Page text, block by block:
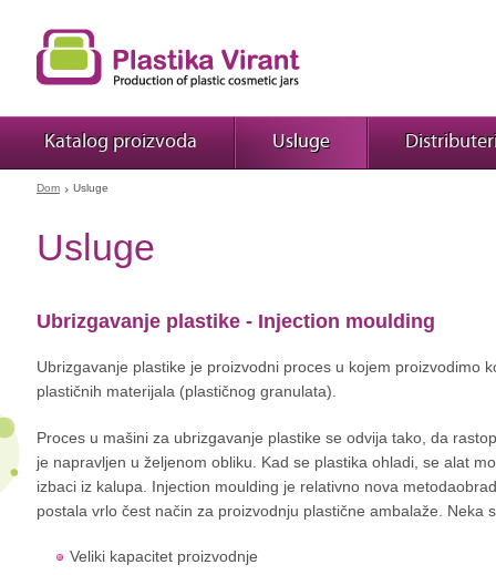
Katalog proizvoda Usluge
Dom Usluge
Usluge
Ubrizgavanje plastike - Injection moulding
Ubrizgavanje plastike je proizvodni proces u kojem proizvodimo
plastičnih materijala (plastičnog granulata).
Proces u mašini za ubrizgavanje plastike se odvija tako, da
je napravljen u željenom obliku. Kad se plastika ohladi, se alat
izbaci iz kalupa. Injection moulding je relativno nova
postala vrlo čest način za proizvodnju plastične ambalaže. Neka
Veliki kapacitet proizvodnje